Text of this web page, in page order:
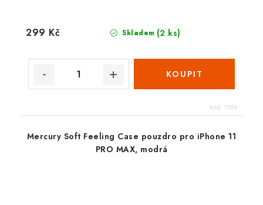
Skladem (2 ks)
299 Kč
Kód: 7956
Mercury Soft Feeling Case pouzdro pro iPhone 11
PRO MAX, modrá